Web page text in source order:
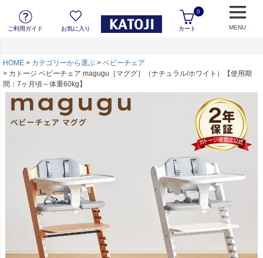
ご利用ガイド お気に入り カート
0
MENU
HOME カテゴリーから選ぶ
ベビーチェア
カトージ ベビーチェア magugu［マググ］（ナチュラル/ホワイト）【使用期
間：7ヶ月頃～体重60kg】